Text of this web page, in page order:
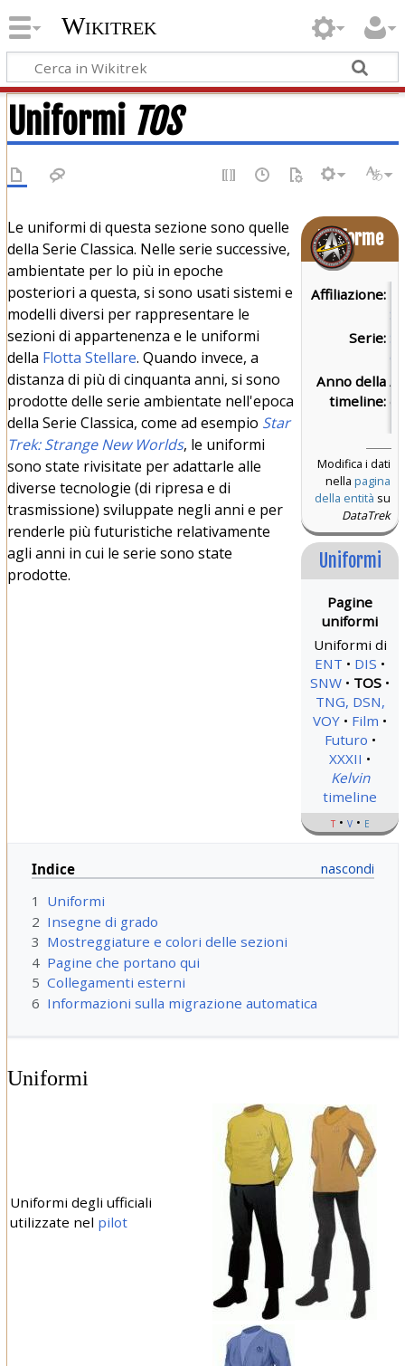
Wikitrek
Uniformi TOS
Uniforme
Affiliazione:
Serie:
Anno della
timeline:
Modifica i dati
nella pagina
della entità su
DataTrek
Uniformi
Uniformi di
ENT
DIS
SNW
TOS
TNG, DSN,
VOY
Film
Futuro
XXXII
Kelvin
timeline
t v e
Le uniformi di questa sezione sono quelle
della Serie Classica. Nelle serie successive,
ambientate per lo più in epoche
posteriori a questa, si sono usati sistemi e
modelli diversi per rappresentare le
sezioni di appartenenza e le uniformi
della Flotta Stellare. Quando invece, a
distanza di più di cinquanta anni, si sono
prodotte delle serie ambientate nell'epoca
della Serie Classica, come ad esempio Star
Trek: Strange New Worlds, le uniformi
sono state rivisitate per adattarle alle
diverse tecnologie (di ripresa e di
trasmissione) sviluppate negli anni e per
renderle più futuristiche relativamente
agli anni in cui le serie sono state
prodotte.
Indice
1
Uniformi
2 Insegne di grado
3 Mostreggiature e colori delle sezioni
4 Pagine che portano qui
5 Collegamenti esterni
6 Informazioni sulla migrazione automatica
Uniformi
Uniformi degli ufficiali
utilizzate nel pilot